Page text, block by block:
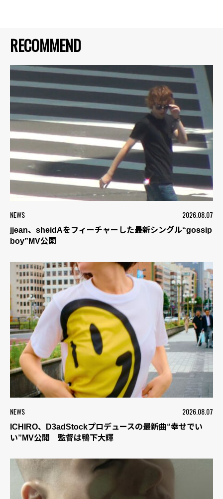
RECOMMEND
NEWS 2026.08.07
jjean、sheidAをフィーチャーした最新シングル“gossip
boy”MV公開
NEWS 2026.08.07
ICHIRO、D3adStockプロデュースの最新曲“幸せでい
い”MV公開 監督は鴨下大輝